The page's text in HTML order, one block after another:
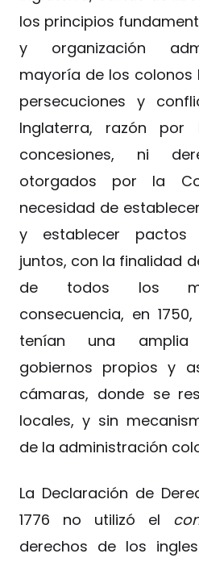
los principios
y organización
mayoría de los
persecuciones y
Inglaterra, razón
concesiones, ni
otorgados por la
necesidad de
y establecer pactos
juntos, con la finalidad
de todos los
consecuencia, en
tenían una amplia
gobiernos propios y
cámaras, donde se
locales, y sin
de la administración
La Declaración de
1776 no utilizó el
derechos de los